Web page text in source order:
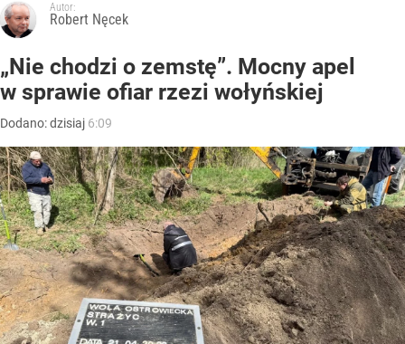
Autor:
Robert Nęcek
„Nie chodzi o zemstę”. Mocny apel
w sprawie ofiar rzezi wołyńskiej
Dodano:dzisiaj 6:09